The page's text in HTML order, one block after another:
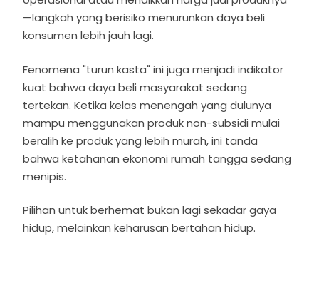
—langkah yang berisiko menurunkan daya beli
konsumen lebih jauh lagi.
Fenomena "turun kasta" ini juga menjadi indikator
kuat bahwa daya beli masyarakat sedang
tertekan. Ketika kelas menengah yang dulunya
mampu menggunakan produk non-subsidi mulai
beralih ke produk yang lebih murah, ini tanda
bahwa ketahanan ekonomi rumah tangga sedang
menipis.
Pilihan untuk berhemat bukan lagi sekadar gaya
hidup, melainkan keharusan bertahan hidup.